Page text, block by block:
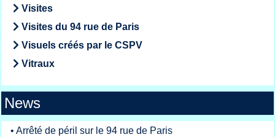
Visites
Visites du 94 rue de Paris
Visuels créés par le CSPV
Vitraux
News
• Arrêté de péril sur le 94 rue de Paris